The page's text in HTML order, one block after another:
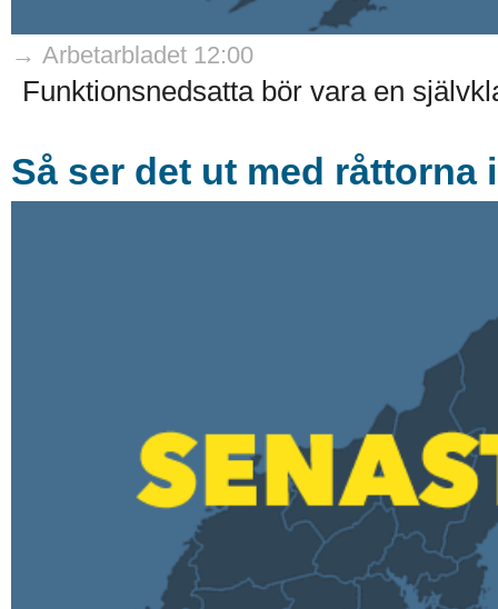
→ Arbetarbladet 12:00
Funktionsnedsatta bör vara en
Så ser det ut med råttorna